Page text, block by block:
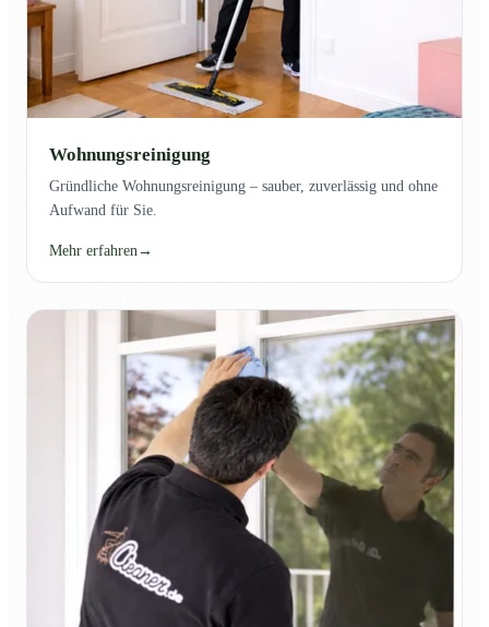
Wohnungsreinigung
Gründliche Wohnungsreinigung – sauber, zuverlässig und ohne
Aufwand für Sie.
Mehr erfahren →